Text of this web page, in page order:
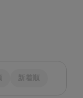
新着順